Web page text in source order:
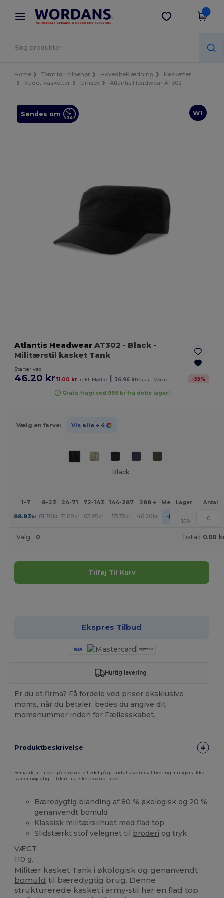
× Wordans-app
Bedre priser i appen!
Hent app
Home Tomt tøj | tilbehør Hovedbeklædning
Kasketter
Kadet-kasketter
Unisex Atlantis Headwear AT302
W1
Sendes om
Atlantis Headwear AT302 - Black -
Militærstil kasket Tank
Starter ved
46.20 kr71.00 kr inkl. Mødre 36.96 krekskl. Mødre -35%
Gratis fragt ved 999 kr fra dette lager!
Vælg en farve: Vis alle + 4
Black
1-7 8-23 24-71 72-143 144-287 288 + MereLager Antal
88.83kr 81.70 kr 71.08 kr 63.95 kr 53.33 kr 46.20 kr + 159
Valg: 0 Total: 0.00
Tilføj Til Kurv
Ekspres Tilbud
Hurtig levering
Er du et firma? Få fordele ved priser eksklusive
moms, når du betaler, bedes du angive dit
momsnummer inden for Fællesskabet.
Produktbeskrivelse
Bemærk, at farven på produktbilledet på grund af skærmkalibrering muligvis ikke
svarer nøjagtigt til den faktiske produktfarve.
Bæredygtig blanding af 80 % økologisk og 20 %
genanvendt bomuld
Klassisk militærsilhuet med flad top
Slidstærkt stof velegnet til broderi og tryk
VÆGT
110 g.
Militær kasket Tank i økologisk og genanvendt
bomuld til bæredygtig brug. Denne
strukturerede kasket i army-stil har en flad top